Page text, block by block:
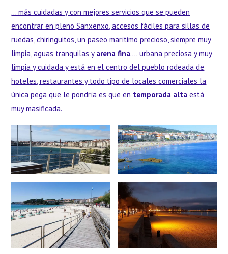
… más cuidadas y con mejores servicios que se pueden
encontrar en pleno Sanxenxo, accesos fáciles para sillas de
ruedas, chiringuitos, un paseo marítimo precioso, siempre muy
limpia, aguas tranquilas y arena fina.… urbana preciosa y muy
limpia y cuidada y está en el centro del pueblo rodeada de
hoteles, restaurantes y todo tipo de locales comerciales la
única pega que le pondría es que en temporada alta está
muy masificada.